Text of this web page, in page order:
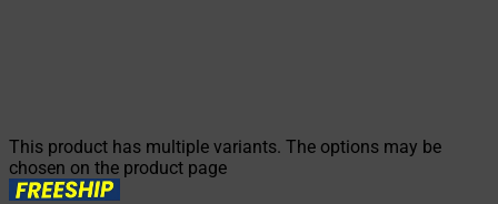
This product has multiple variants. The options may be
chosen on the product page